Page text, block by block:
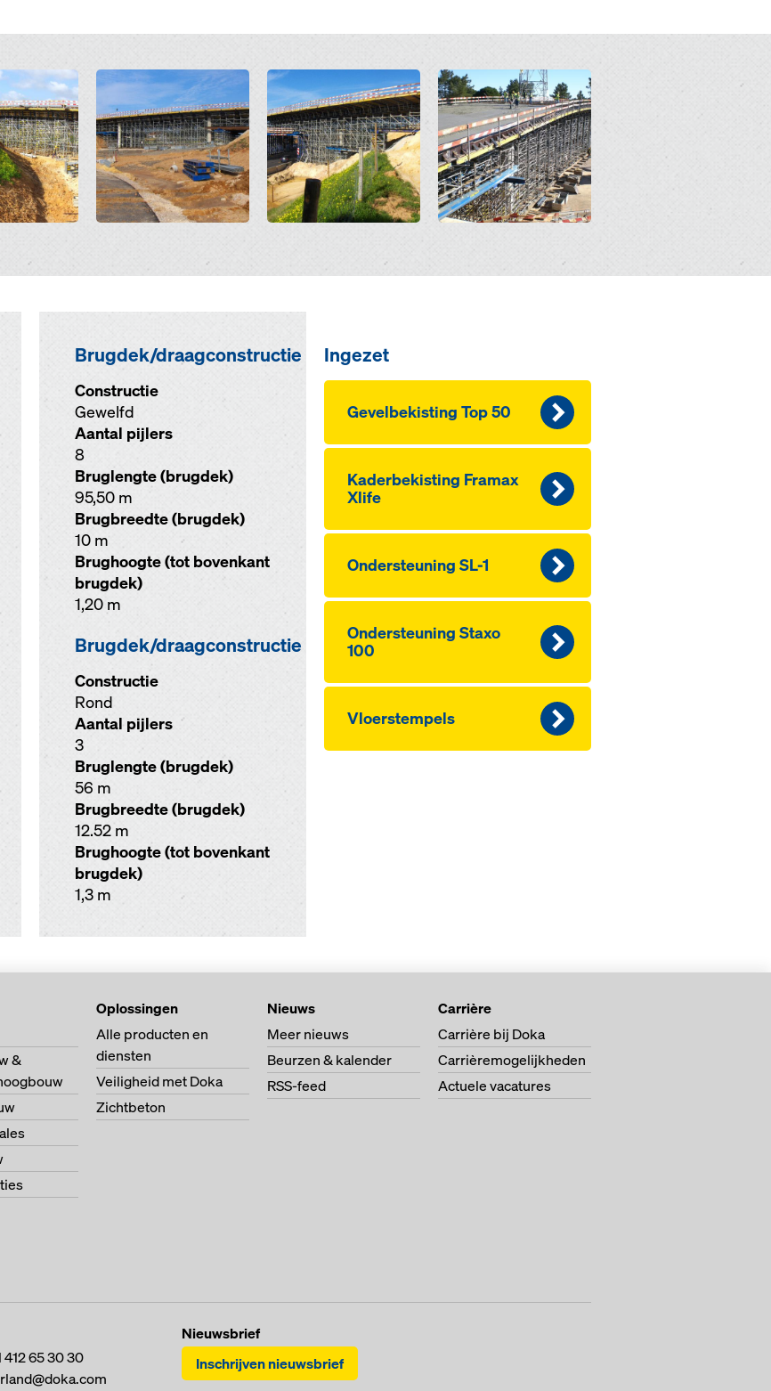
Open Open Open
Brugdek/draagconstructie
Constructie
Gewelfd
Aantal pijlers
8
Bruglengte (brugdek)
95,50 m
Brugbreedte (brugdek)
10 m
Brughoogte (tot bovenkant
brugdek)
1,20 m
Brugdek/draagconstructie
Constructie
Rond
Aantal pijlers
3
Bruglengte (brugdek)
56 m
Brugbreedte (brugdek)
12.52 m
Brughoogte (tot bovenkant
brugdek)
1,3 m
Ingezet
Ge­vel­be­kis­ting Top 50
Ka­der­be­kis­ting Framax
Xlife
On­der­s­teu­ning SL-1
On­der­s­teu­ning Staxo
100
Vloer­s­tem­pels
&
Oplossingen
Alle producten en
diensten
Veiligheid met Doka
Zichtbeton
Nieuws
Meer nieuws
Beurzen & kalender
RSS-feed
Carrière
Carrière bij Doka
Carrièremogelijkheden
Actuele vacatures
412 65 30 30
Nieuwsbrief
Inschrijven nieuwsbrief